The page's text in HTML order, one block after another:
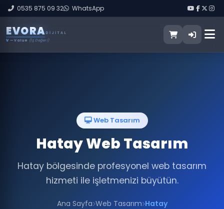
0535 875 09 32 WhatsApp
EVORA DIJITAL
V — Value (İş Değeri)
Web Tasarım
Hatay Web Tasarım
Hatay bölgesinde profesyonel web tasarım
hizmeti ile işletmenizi büyütün.
Ana Sayfa Web Tasarım Hatay